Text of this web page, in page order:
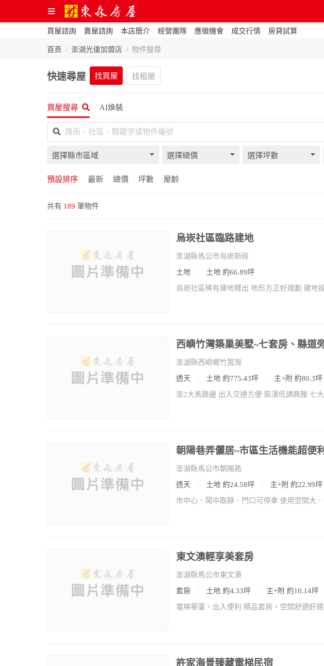
買屋諮詢 賣屋諮詢 本店簡介 經營團隊 應徵機會 成交行情 房貸試算
首頁 澎湖光復加盟店 物件搜尋
快速尋屋 找買屋 找租屋
買屋搜尋 AI煥裝
選擇縣市區域 選擇總價 選擇坪數
預設排序 最新 總價 坪數 屋齡
共有 189 筆物件
烏崁社區臨路建地
澎湖縣馬公市烏崁新段
土地 土地 約66.89坪
烏崁社區稀有建地釋出 地形方正好規劃 建地
西嶼竹灣築巢美墅~七套房、縣道
澎湖縣西嶼鄉竹篙灣
透天 土地 約775.43坪 主+附 約80.3坪
朝陽巷弄儷居~市區生活機能超便利
澎湖縣馬公市朝陽路
透天 土地 約24.58坪 主+附 約22.99坪
東文澳輕享美套房
澎湖縣馬公市東文澳
套房 土地 約4.33坪 主+附 約10.14坪
許家海景臻藏電梯民宿